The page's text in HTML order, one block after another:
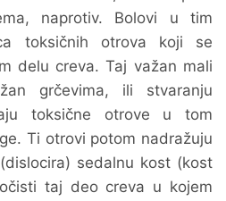
naprotiv. Bolovi u tim
toksičnih otrova koji se
delu creva. Taj važan mali
grčevima, ili stvaranju
toksične otrove u tom
Ti otrovi potom nadražuju
sedalnu kost (kost
taj deo creva u kojem